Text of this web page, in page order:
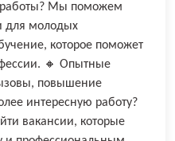
работы? Мы поможем
для молодых
которое поможет
🔸 Опытные
повышение
интересную работу?
вакансии, которые